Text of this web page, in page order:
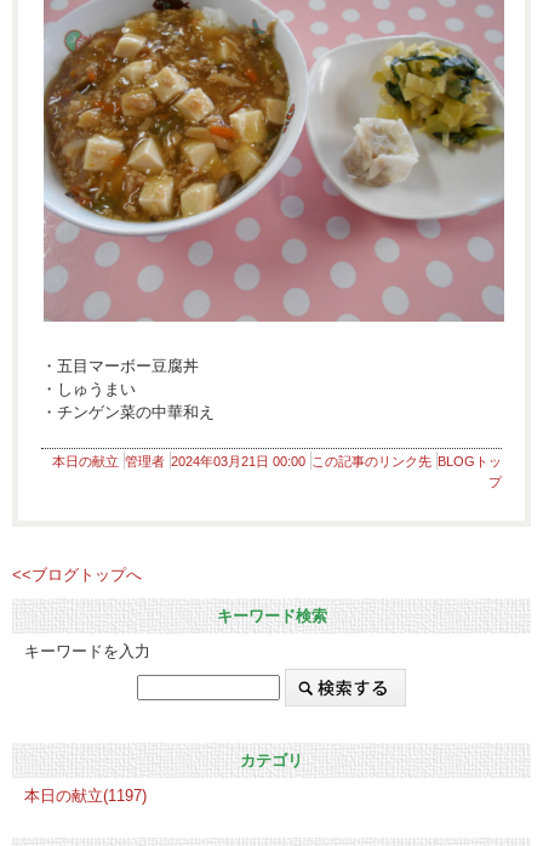
・五目マーボー豆腐丼
・しゅうまい
・チンゲン菜の中華和え
本日の献立 管理者 2024年03月21日 00:00 この記事のリンク先 BLOGトッ
プ
<<ブログトップへ
キーワード検索
キーワードを入力
カテゴリ
本日の献立(1197)